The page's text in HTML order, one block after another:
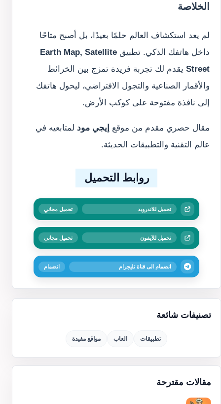
تصنيفات شائعة
تطبيقات العاب مواقع مفيدة
مقالات مقترحة
الخلاصة
لم يعد استكشاف العالم حلمًا بعيدًا، بل أصبح متاحًا
داخل هاتفك الذكي. تطبيق Earth Map, Satellite
Streetيقدم لك تجربة فريدة تمزج بين الخرائط
والأقمار الصناعية والتجول الافتراضي، ليحول هاتفك
إلى نافذة مفتوحة على كوكب الأرض.
مقال حصري مقدم من موقع إيجي مود لمتابعيه في
عالم التقنية والتطبيقات الحديثة.
روابط التحميل
تحميل للاندرويد تحميل مجاني
تحميل للآيفون تحميل مجاني
انضمام الى قناة تليجرام انضمام